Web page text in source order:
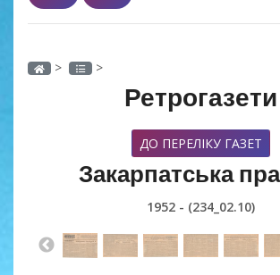
> >
Ретрогазети
ДО ПЕРЕЛІКУ ГАЗЕТ
Закарпатська
1952 - (234_02.10)